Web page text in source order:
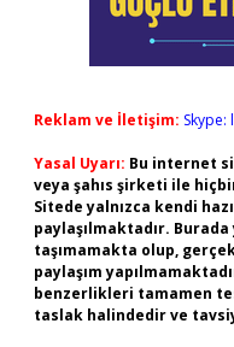
Reklam ve İletişim: Skype:
Yasal Uyarı: Bu internet
veya şahıs şirketi ile
Sitede yalnızca kendi
paylaşılmaktadır.
taşımamakta olup,
paylaşım
benzerlikleri tamamen
taslak halindedir ve